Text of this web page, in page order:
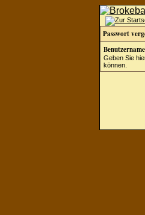
Passwort
Geben Sie
können.